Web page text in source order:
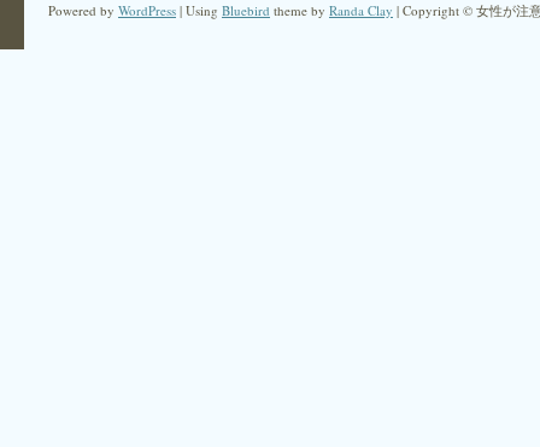
か
Powered by WordPress | Using Bluebird theme by Randa Clay | Copyright © 女性が注